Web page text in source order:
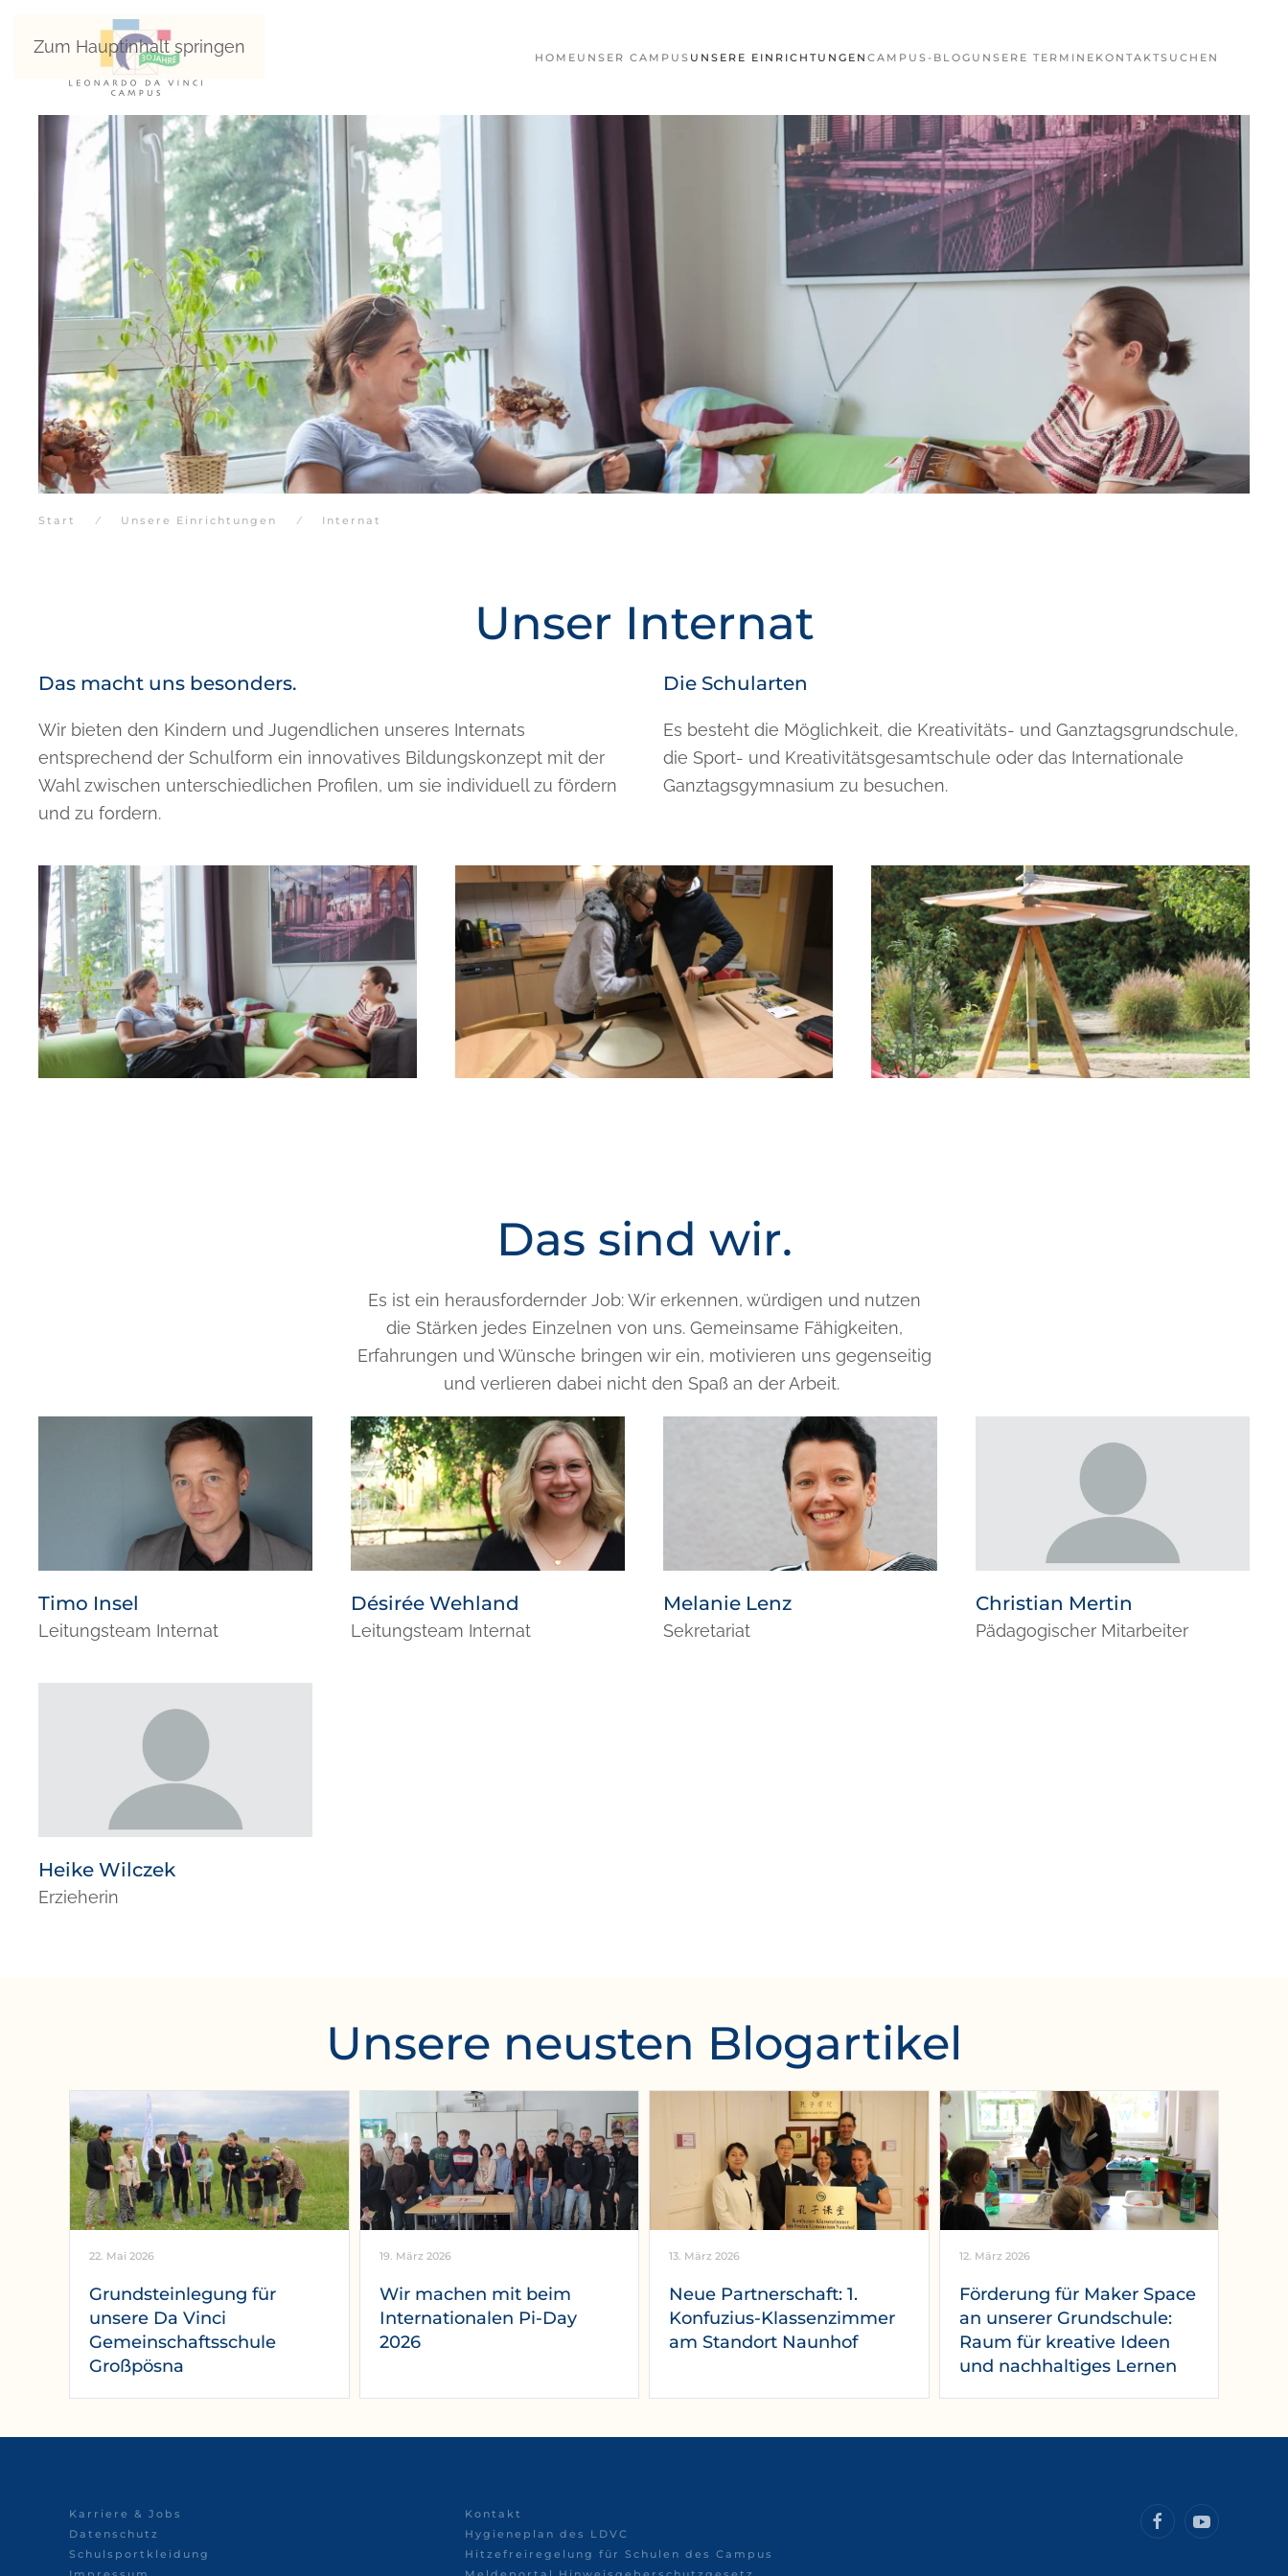
Zum Hauptinhalt springen
HOME UNSER CAMPUS UNSERE EINRICHTUNGEN CAMPUS-BLOG UNSERE TERMINE KONTAKTSUCHEN
Start Unsere Einrichtungen Internat
Unser Internat
Das macht uns besonders.
Wir bieten den Kindern und Jugendlichen unseres Internats
entsprechend der Schulform ein innovatives Bildungskonzept mit der
Wahl zwischen unterschiedlichen Profilen, um sie individuell zu fördern
und zu fordern.
Die Schularten
Es besteht die Möglichkeit, die Kreativitäts- und Ganztagsgrundschule,
die Sport- und Kreativitätsgesamtschule oder das Internationale
Ganztagsgymnasium zu besuchen.
Das sind wir.
Es ist ein herausfordernder Job: Wir erkennen, würdigen und nutzen
die Stärken jedes Einzelnen von uns. Gemeinsame Fähigkeiten,
Erfahrungen und Wünsche bringen wir ein, motivieren uns gegenseitig
und verlieren dabei nicht den Spaß an der Arbeit.
Timo Insel
Leitungsteam Internat
Désirée Wehland
Leitungsteam Internat
Melanie Lenz
Sekretariat
Christian Mertin
Pädagogischer Mitarbeiter
Heike Wilczek
Erzieherin
Unsere neusten Blogartikel
22. Mai 2026
Grundsteinlegung für
unsere Da Vinci
Gemeinschaftsschule
Großpösna
19. März 2026
Wir machen mit beim
Internationalen Pi-Day
2026
13. März 2026
Neue Partnerschaft: 1.
Konfuzius-Klassenzimmer
am Standort Naunhof
12. März 2026
Förderung für Maker Space
an unserer Grundschule:
Raum für kreative Ideen
und nachhaltiges Lernen
Karriere & Jobs
Datenschutz
Schulsportkleidung
Kontakt
Hygieneplan des LDVC
Hitzefreiregelung für Schulen des Campus